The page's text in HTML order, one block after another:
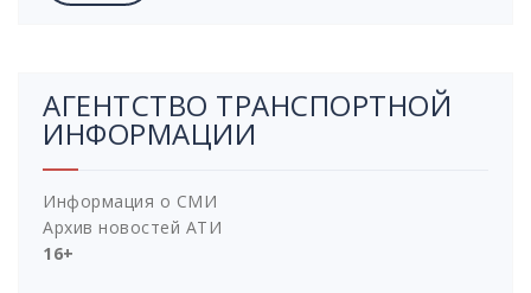
АГЕНТСТВО ТРАНСПОРТНОЙ
ИНФОРМАЦИИ
Информация о СМИ
Архив новостей АТИ
16+